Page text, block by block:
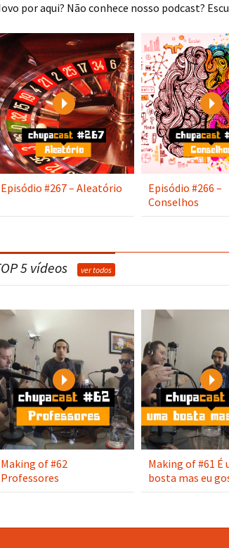
por aqui? Não conhece nosso podcast?
Play
Episódio #267 – Aleatório
Episódio #266 –
Conselhos
5 vídeos ver todos
Play
Making of #62
Professores
Making of #61 É
bosta mas eu